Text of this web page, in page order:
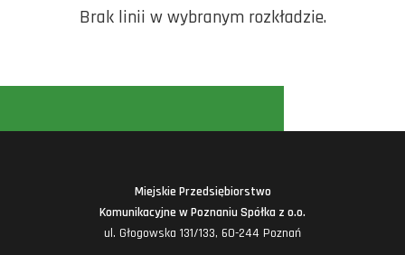
Brak linii w wybranym rozkładzie.
Miejskie Przedsiębiorstwo
Komunikacyjne w Poznaniu Spółka z o.o.
ul. Głogowska 131/133, 60-244 Poznań